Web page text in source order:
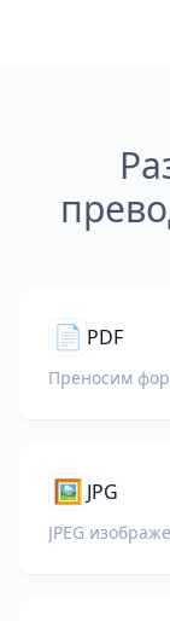
📄 PDF
Преносим
🖼️ JPG
JPEG